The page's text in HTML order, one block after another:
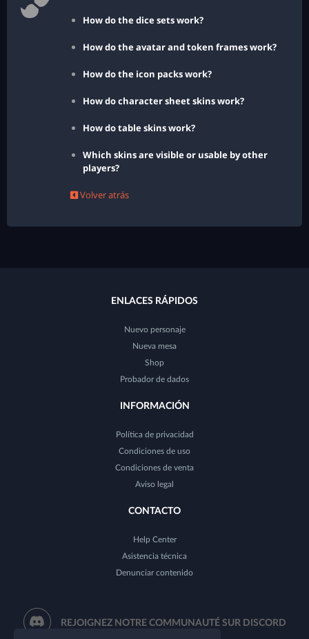
How do the dice sets work?
How do the avatar and token frames work?
How do the icon packs work?
How do character sheet skins work?
How do table skins work?
Which skins are visible or usable by other
players?
Volver atrás
ENLACES RÁPIDOS
Nuevo personaje
Nueva mesa
Shop
Probador de dados
INFORMACIÓN
Política de privacidad
Condiciones de uso
Condiciones de venta
Aviso legal
CONTACTO
Help Center
Asistencia técnica
Denunciar contenido
REJOIGNEZ NOTRE COMMUNAUTÉ SUR DISCORD